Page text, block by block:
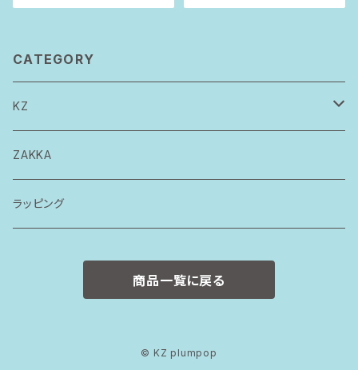
CATEGORY
KZ
トップス
ボトムス
ZAKKA
ラッピング
商品一覧に戻る
© KZ plumpop